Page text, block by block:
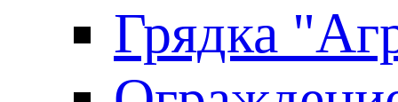
Грядка